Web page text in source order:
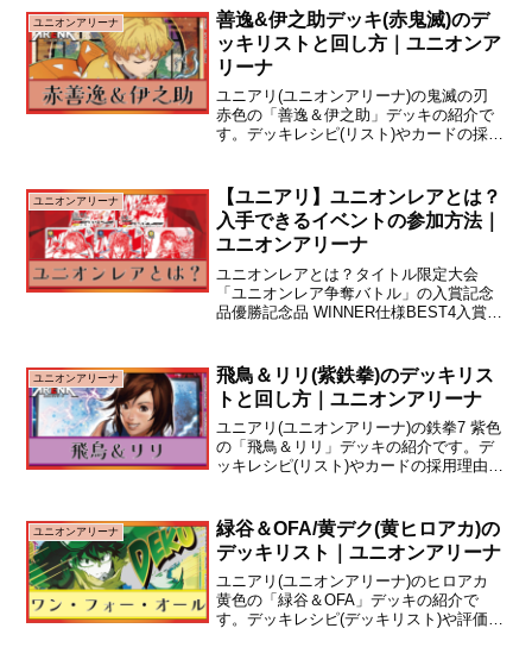
ユニオンアリーナ
善逸&伊之助デッキ(赤鬼滅)のデ
ッキリストと回し方｜ユニオンア
リーナ
ユニアリ(ユニオンアリーナ)の鬼滅の刃
赤色の「善逸＆伊之助」デッキの紹介で
す。デッキレシピ(リスト)やカードの採用
ぼこ隊)デッキは、低エナジーキャラを序
盤からガ...
ユニオンアリーナ
【ユニアリ】ユニオンレアとは？
入手できるイベントの参加方法｜
ユニオンアリーナ
ユニオンレアとは？タイトル限定大会
「ユニオンレア争奪バトル」の入賞記念
品優勝記念品 WINNER仕様BEST4入賞記
ニオンアリーナの『ユニオンレア』は、
公式大会...
ユニオンアリーナ
飛鳥＆リリ(紫鉄拳)のデッキリス
トと回し方｜ユニオンアリーナ
ユニアリ(ユニオンアリーナ)の鉄拳7 紫色
の「飛鳥＆リリ」デッキの紹介です。デ
ッキレシピ(リスト)やカードの採用理由に
撃を繰り出す「風間飛鳥＆リリ」のデッ
キを紹介します...
ユニオンアリーナ
緑谷＆OFA/黄デク(黄ヒロアカ)の
デッキリスト｜ユニオンアリーナ
ユニアリ(ユニオンアリーナ)のヒロアカ
黄色の「緑谷＆OFA」デッキの紹介で
す。デッキレシピ(デッキリスト)や評価、